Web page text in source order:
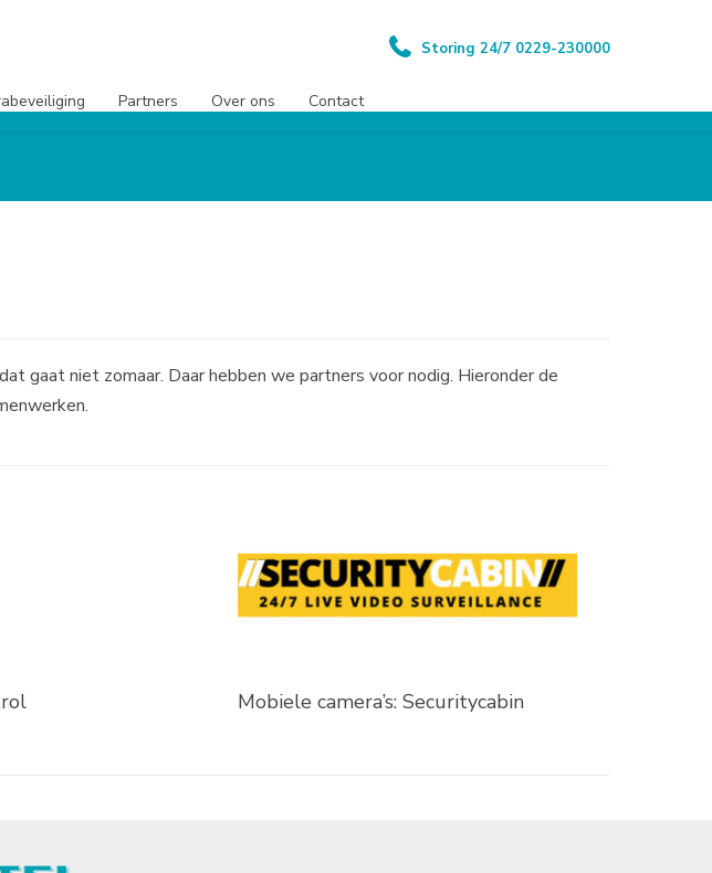
Storing 24/7 0229-230000
Partners Over ons Contact
gaat niet zomaar. Daar hebben we partners voor nodig. Hieronder de
Mobiele camera’s: Securitycabin